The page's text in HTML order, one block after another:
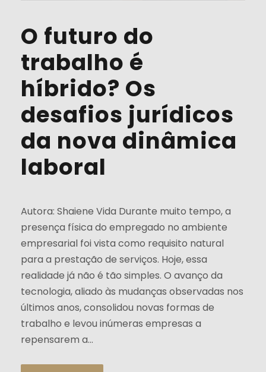
O futuro do
trabalho é
híbrido? Os
desafios jurídicos
da nova dinâmica
laboral
Autora: Shaiene Vida Durante muito tempo, a
presença física do empregado no ambiente
empresarial foi vista como requisito natural
para a prestação de serviços. Hoje, essa
realidade já não é tão simples. O avanço da
tecnologia, aliado às mudanças observadas nos
últimos anos, consolidou novas formas de
trabalho e levou inúmeras empresas a
repensarem a...